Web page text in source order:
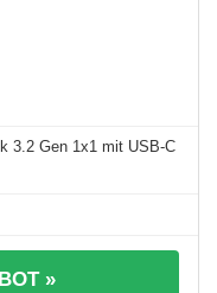
3.2 Gen 1x1 mit USB-C
»